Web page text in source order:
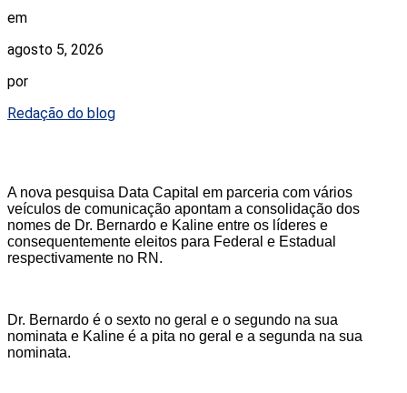
em
agosto 5, 2026
por
Redação do blog
A nova pesquisa Data Capital em parceria com vários
veículos de comunicação apontam a consolidação dos
nomes de Dr. Bernardo e Kaline entre os líderes e
consequentemente eleitos para Federal e Estadual
respectivamente no RN.
Dr. Bernardo é o sexto no geral e o segundo na sua
nominata e Kaline é a pita no geral e a segunda na sua
nominata.